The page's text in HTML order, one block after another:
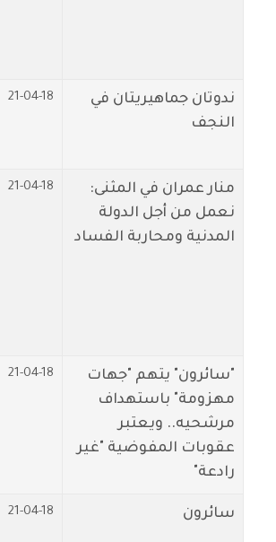
ندوتان جماهيريتان في
النجف
21-04-18
منار عمران في المثنى:
نعمل من أجل الدولة
المدنية ومحاربة الفساد
21-04-18
"سائرون" يتهم "جهات
مهزومة" باستهداف
مرشحيه.. ويعتبر
عقوبات المفوضية "غير
رادعة"
21-04-18
سائرون 21-04-18